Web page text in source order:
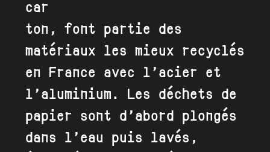
car
ton, font partie des
matériaux les mieux recyclés
en France avec l’acier et
l’aluminium. Les déchets de
papier sont d’abord plongés
dans l’eau puis lavés,